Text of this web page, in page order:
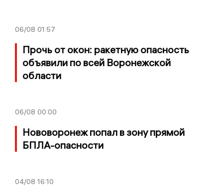
06/08 01:57
Прочь от окон: ракетную опасность
объявили по всей Воронежской
области
06/08 00:00
Нововоронеж попал в зону прямой
БПЛА-опасности
04/08 16:10